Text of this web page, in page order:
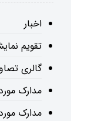
اخبار
تقویم
گالری
مدارک
مدارک